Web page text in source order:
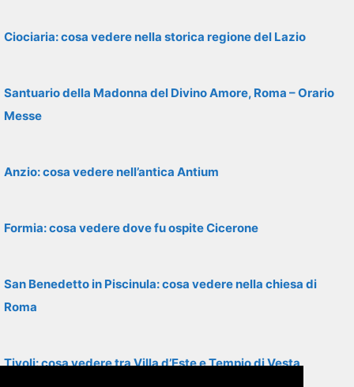
Ciociaria: cosa vedere nella storica regione del Lazio
Santuario della Madonna del Divino Amore, Roma – Orario
Messe
Anzio: cosa vedere nell’antica Antium
Formia: cosa vedere dove fu ospite Cicerone
San Benedetto in Piscinula: cosa vedere nella chiesa di
Roma
Tivoli: cosa vedere tra Villa d’Este e Tempio di Vesta